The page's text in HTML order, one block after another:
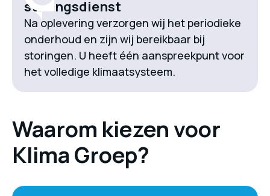
storingsdienst
Na oplevering verzorgen wij het periodieke
onderhoud en zijn wij bereikbaar bij
storingen. U heeft één aanspreekpunt voor
het volledige klimaatsysteem.
Waarom kiezen voor
Klima Groep?